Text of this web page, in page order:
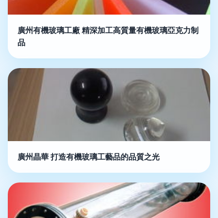
廣州有機玻璃工廠 精深加工高質量有機玻璃亞克力制
品
廣州晶華 打造有機玻璃工藝品的品質之光